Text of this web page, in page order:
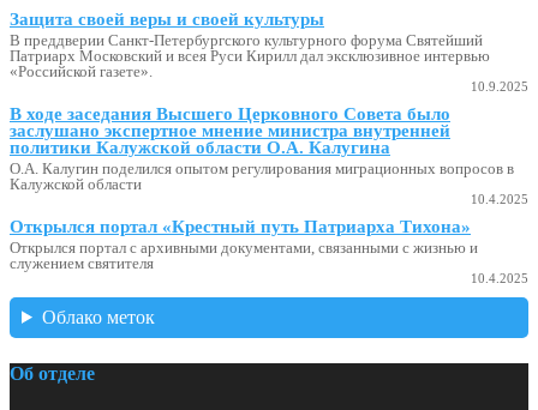
Защита своей веры и своей культуры
В преддверии Санкт-Петербургского культурного форума Святейший
Патриарх Московский и всея Руси Кирилл дал эксклюзивное интервью
«Российской газете».
10.9.2025
В ходе заседания Высшего Церковного Совета было
заслушано экспертное мнение министра внутренней
политики Калужской области О.А. Калугина
О.А. Калугин поделился опытом регулирования миграционных вопросов в
Калужской области
10.4.2025
Открылся портал «Крестный путь Патриарха Тихона»
Открылся портал с архивными документами, связанными с жизнью и
служением святителя
10.4.2025
Облако меток
Об отделе